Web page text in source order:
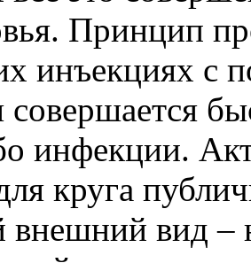
Принцип
инъекциях с
инфекции.
для круга
вид –